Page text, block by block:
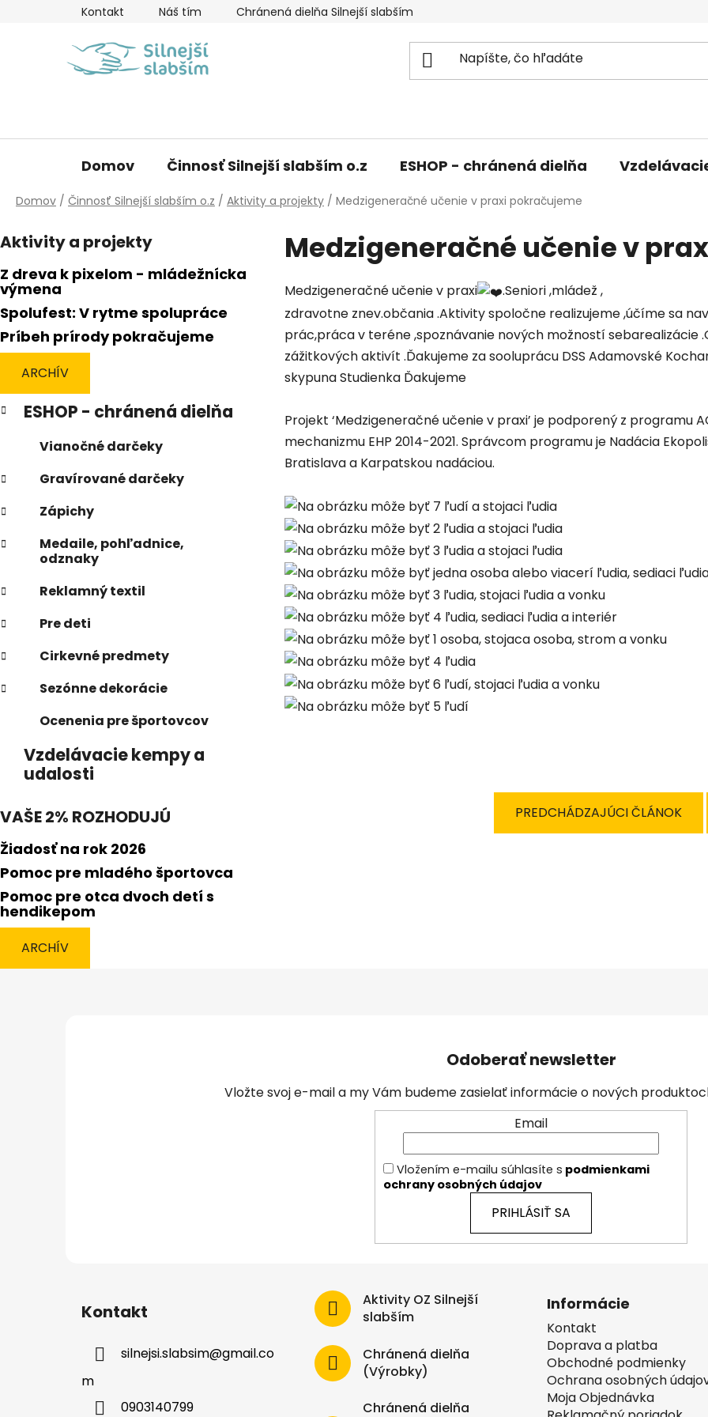
Kontakt Náš tím Chránená dielňa Silnejší slabším
Domov Činnosť Silnejší slabším o.z ESHOP - chránená dielňa
Domov / Činnosť Silnejší slabším o.z / Aktivity a projekty / Medzigeneračné učenie v praxi pokračujeme
o
č
n
ý
p
a
e
l
Aktivity a projekty
Z dreva k pixelom - mládežnícka
výmena
Spolufest: V rytme spolupráce
Príbeh prírody pokračujeme
ARCHÍV
Preskočiť
kategórie
K
a
g
ó
r
i
e
ESHOP - chránená dielňa
Vianočné darčeky
Gravírované darčeky
Zápichy
Medaile, pohľadnice,
odznaky
Reklamný textil
Pre deti
Cirkevné predmety
Sezónne dekorácie
Ocenenia pre športovcov
Vzdelávacie kempy a
udalosti
VAŠE 2% ROZHODUJÚ
Žiadosť na rok 2026
Pomoc pre mladého športovca
Pomoc pre otca dvoch detí s
hendikepom
ARCHÍV
Medzigeneračné učenie v
Medzigeneračné učenie v praxi
.Seniori ,mládež ,
zdravotne znev.občania .Aktivity spoločne realizujeme ,účíme sa
prác,práca v teréne ,spoznávanie nových možností
zážitkových aktivít .Ďakujeme za sooluprácu DSS Adamovské
skypuna Studienka Ďakujeme
Projekt ‘Medzigeneračné učenie v praxi’ je podporený z programu
mechanizmu EHP 2014-2021. Správcom programu je Nadácia
Bratislava a Karpatskou nadáciou.
PREDCHÁDZAJÚCI ČLÁNOK
Odoberať newsletter
Vložte svoj e-mail a my Vám budeme zasielať informácie o nových
Email
Vložením e-mailu súhlasíte s podmienkami
ochrany osobných údajov
PRIHLÁSIŤ SA
Kontakt
silnejsi.slabsim@gmail.co
m
0903140799
Aktivity OZ Silnejší
slabším
Chránená dielňa
(Výrobky)
Chránená dielňa
Informácie
Kontakt
Doprava a platba
Obchodné podmienky
Ochrana osobných
Moja Objednávka